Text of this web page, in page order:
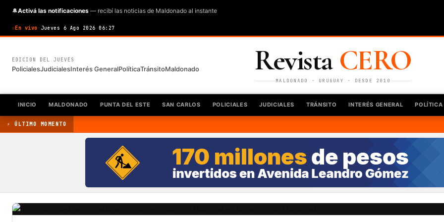
🔔Activá las notificaciones — recibí las noticias de Maldonado al instante
En vivo · Jueves 6 Ago 2026 ·06:27
EDICION DEL JUEVES
PolicialesJudicialesInterés GeneralPolíticaTránsitoMaldonado RevistaCERO
MALDONADO · URUGUAY · DESDE 2010
INICIO MALDONADO PUNTA DEL ESTE SAN CARLOS POLICIALES JUDICIALES TRÁNSITO INTERÉS GENERAL POLÍTICA
⚡ ÚLTIMO MOMENTO